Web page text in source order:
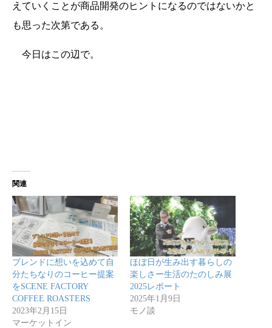
えていくことが商品開発のヒントになるのではないかと
も思った次第である。
今日はこの辺で。
関連
ブレンドに想いを込めて自
分たちなりのコーヒー提案
をSCENE FACTORY
COFFEE ROASTERS
2023年2月15日
マーケットイン
ほぼ日が生み出す暮らしの
楽しさー生活のたのしみ展
2025レポート
2025年1月9日
モノ談